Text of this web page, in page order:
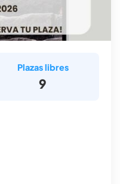
Plazas libres
9